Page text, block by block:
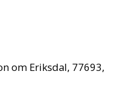
om Eriksdal, 77693,